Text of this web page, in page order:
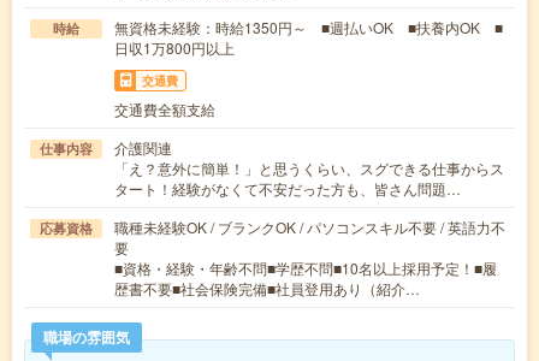
時給
無資格未経験：時給1350円～ ■週払いOK ■扶養内OK ■
日収1万800円以上
交通費
交通費全額支給
仕事内容
介護関連
「え？意外に簡単！」と思うくらい、スグできる仕事からス
タート！経験がなくて不安だった方も、皆さん問題…
応募資格
職種未経験OK / ブランクOK / パソコンスキル不要 / 英語力不
要
■資格・経験・年齢不問■学歴不問■10名以上採用予定！■履
歴書不要■社会保険完備■社員登用あり（紹介…
職場の雰囲気